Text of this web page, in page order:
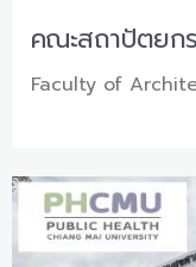
คณะสถาปัตยก
Faculty of